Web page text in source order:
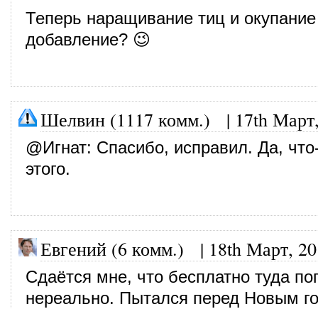
Теперь наращивание тиц и окупание
добавление? 😉
Шелвин (1117 комм.) | 17th
@Игнат: Спасибо, исправил. Да,
этого.
Евгений (6 комм.) | 18th Март,
Сдаётся мне, что бесплатно туда
нереально. Пытался перед Новым